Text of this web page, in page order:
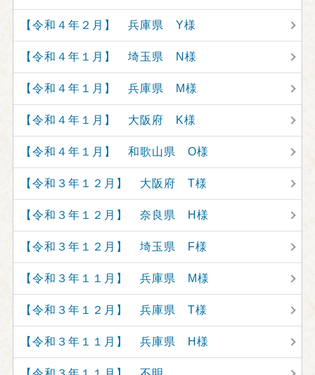
【令和４年２月】 兵庫県 Y様
【令和４年１月】 埼玉県 N様
【令和４年１月】 兵庫県 M様
【令和４年１月】 大阪府 K様
【令和４年１月】 和歌山県 O様
【令和３年１２月】 大阪府 T様
【令和３年１２月】 奈良県 H様
【令和３年１２月】 埼玉県 F様
【令和３年１１月】 兵庫県 M様
【令和３年１２月】 兵庫県 T様
【令和３年１１月】 兵庫県 H様